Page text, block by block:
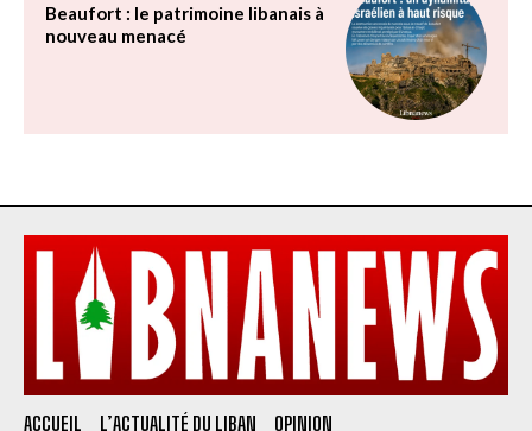
Beaufort : le patrimoine libanais à
nouveau menacé
ACCUEIL L’ACTUALITÉ DU LIBAN
OPINION